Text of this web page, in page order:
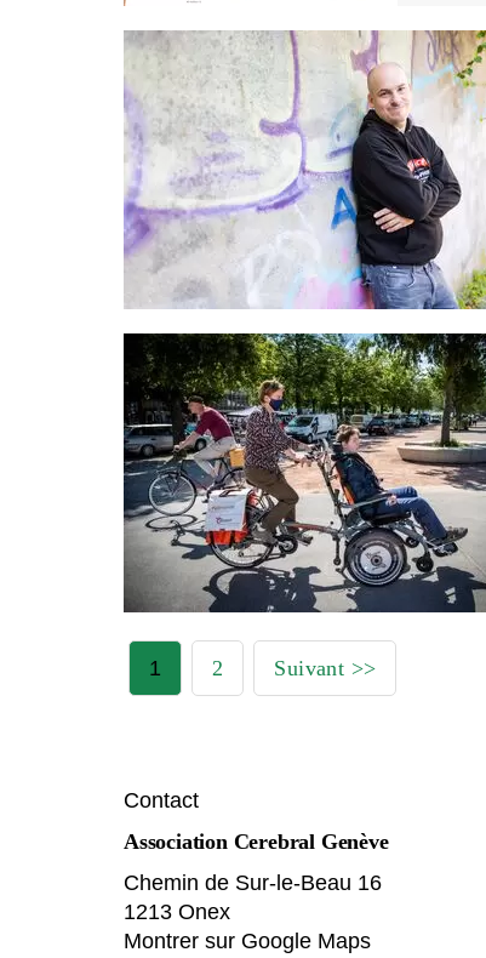
1 2 Suivant
Contact
Association Cerebral Genève
Chemin de Sur-le-Beau 16
1213 Onex
Montrer sur Google Maps